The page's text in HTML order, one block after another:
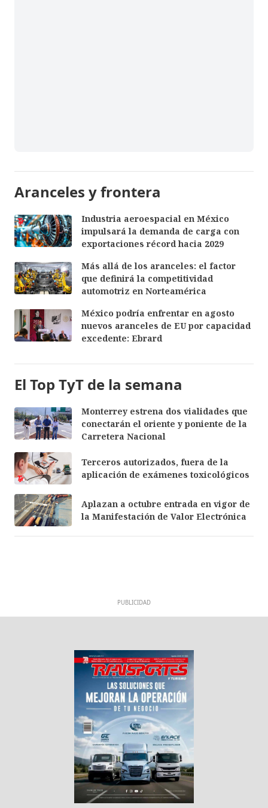
Aranceles y frontera
Industria aeroespacial en México
impulsará la demanda de carga con
exportaciones récord hacia 2029
Más allá de los aranceles: el factor
que definirá la competitividad
automotriz en Norteamérica
México podría enfrentar en agosto
nuevos aranceles de EU por capacidad
excedente: Ebrard
El Top TyT de la semana
Monterrey estrena dos vialidades que
conectarán el oriente y poniente de la
Carretera Nacional
Terceros autorizados, fuera de la
aplicación de exámenes toxicológicos
Aplazan a octubre entrada en vigor de
la Manifestación de Valor Electrónica
PUBLICIDAD